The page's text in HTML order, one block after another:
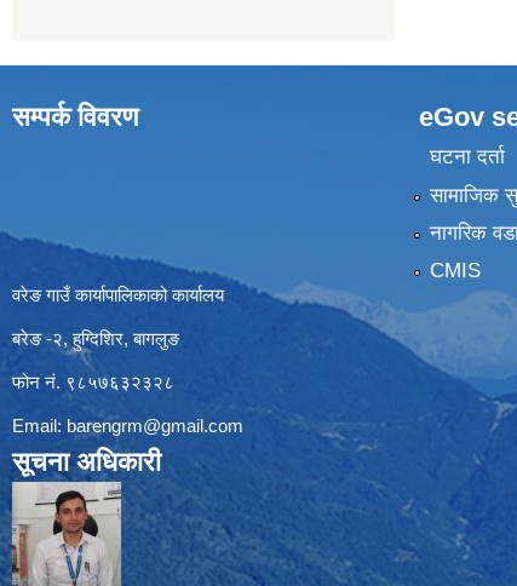
सम्पर्क विवरण
वरेङ गाउँ कार्यापालिकाको कार्यालय
बरेङ -२, हुग्दिशिर, बागलुङ
फोन नं. ९८५७६३२३२८
Email: barengrm@gmail.com
सूचना अधिकारी
eGov
घटना दर्ता
सामाजिक
नागरिक
CMIS